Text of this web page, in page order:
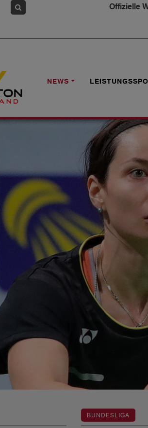
Offizielle
NEWS
BUNDESLIGA